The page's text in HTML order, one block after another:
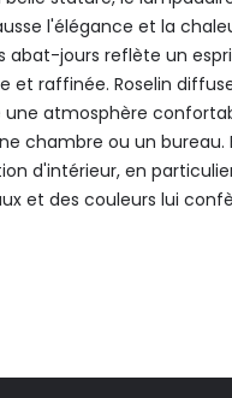
l'élégance et la
abat-jours reflète un
et raffinée. Roselin
une atmosphère
chambre ou un
d'intérieur, en
et des couleurs lui